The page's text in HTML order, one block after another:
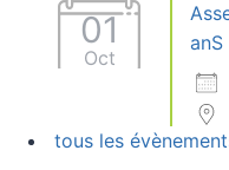
01
Oct
anS
tous les